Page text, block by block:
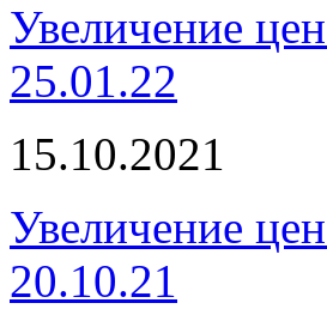
Увеличение
25.01.22
15.10.2021
Увеличение
20.10.21